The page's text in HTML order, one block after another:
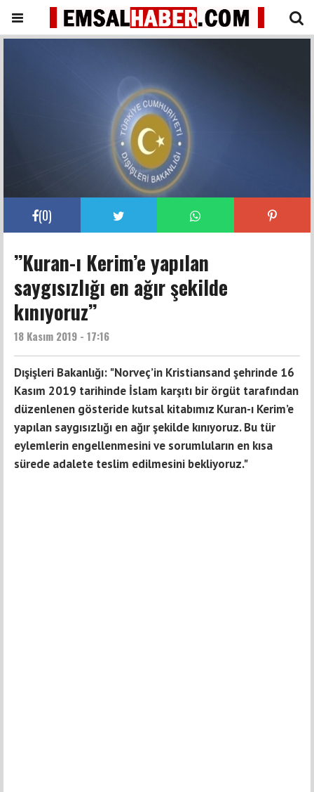
(0)
’’Kuran-ı Kerim’e yapılan
saygısızlığı en ağır şekilde
kınıyoruz’’
18 Kasım 2019 - 17:16
Dışişleri Bakanlığı: "Norveç’in Kristiansand şehrinde 16
Kasım 2019 tarihinde İslam karşıtı bir örgüt tarafından
düzenlenen gösteride kutsal kitabımız Kuran-ı Kerim’e
yapılan saygısızlığı en ağır şekilde kınıyoruz. Bu tür
eylemlerin engellenmesini ve sorumluların en kısa
sürede adalete teslim edilmesini bekliyoruz."